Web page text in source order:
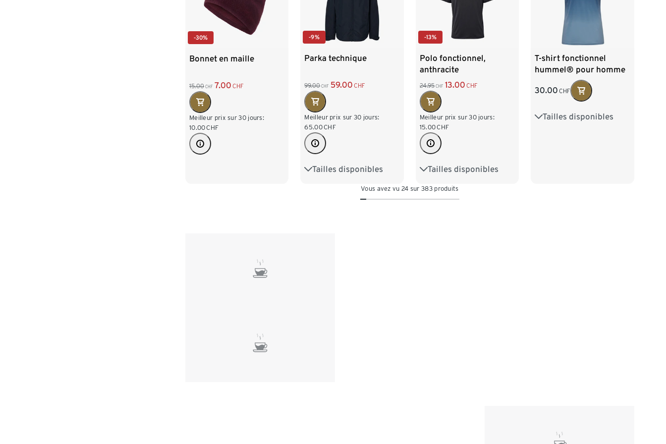
-30%
Bonnet en maille
15.00 CHF 7.00 CHF
Meilleur prix sur 30 jours:
10.00CHF
-9%
Parka technique
99.00 CHF 59.00 CHF
Meilleur prix sur 30 jours:
65.00CHF
Tailles disponibles
S 44/46 M 48/50
XL 56/58
-13%
Polo fonctionnel,
anthracite
24.95 CHF 13.00 CHF
Meilleur prix sur 30 jours:
15.00CHF
Tailles disponibles
S 44/46 M 48/50
L 52/54
T-shirt fonctionnel
hummel® pour homme
30.00 CHF
Tailles disponibles
S 44/46 M 48/50
Vous avez vu 24 sur 383 produits